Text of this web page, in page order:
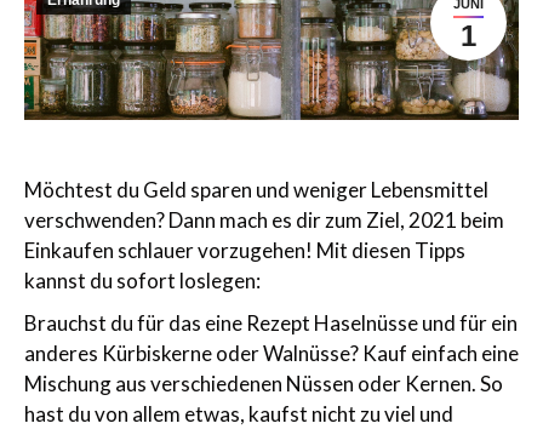
JUNI
1
Möchtest du Geld sparen und weniger Lebensmittel
verschwenden? Dann mach es dir zum Ziel, 2021 beim
Einkaufen schlauer vorzugehen! Mit diesen Tipps
kannst du sofort loslegen:
Brauchst du für das eine Rezept Haselnüsse und für ein
anderes Kürbiskerne oder Walnüsse? Kauf einfach eine
Mischung aus verschiedenen Nüssen oder Kernen. So
hast du von allem etwas, kaufst nicht zu viel und